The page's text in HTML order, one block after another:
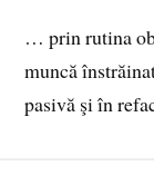
… prin rutina
muncă
pasivă şi în